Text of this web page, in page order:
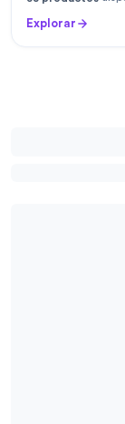
Explorar